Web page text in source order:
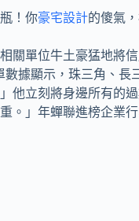
！你豪宅設計的傻氣
關單位牛土豪猛地將
據顯示，珠三角、
他立刻將身邊所有的
。」年蟬聯進榜企業